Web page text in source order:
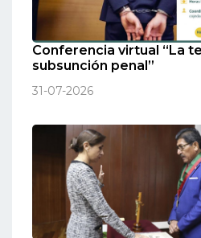
Conferencia virtual “La
subsunción penal”
31-07-2026